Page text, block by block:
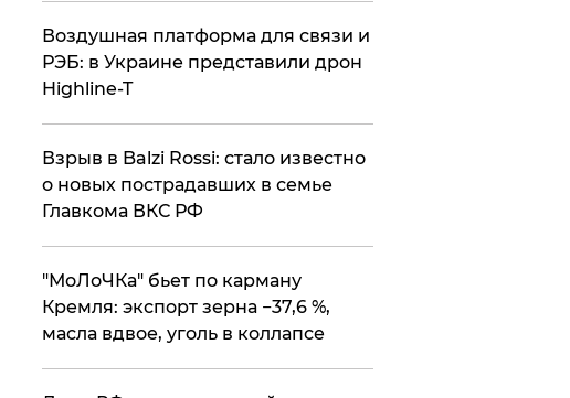
Воздушная платформа для связи и
РЭБ: в Украине представили дрон
Highline-T
Взрыв в Balzi Rossi: стало известно
о новых пострадавших в семье
Главкома ВКС РФ
​"МоЛоЧКа" бьет по карману
Кремля: экспорт зерна −37,6 %,
масла вдвое, уголь в коллапсе